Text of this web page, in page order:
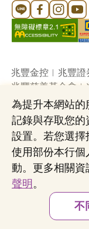
Line 官方帳號
FB 官方帳號
兆豐金控 兆豐證
兆豐慈善基金會
網站導覽 法定公開
隱私權聲明
共同行
營業人：兆豐國際商
營利事業統一編號：
Copyright © by
為提升本網站
記錄與存取您的
設置。若您選
使用部份本行
動。更多相關資
聲明 。
不